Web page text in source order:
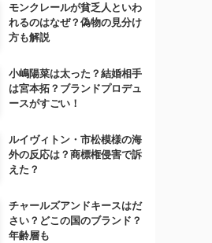
モンクレールが貧乏人といわ
れるのはなぜ？偽物の見分け
方も解説
小嶋陽菜は太った？結婚相手
は宮本拓？ブランドプロデュ
ースがすごい！
ルイヴィトン・市松模様の海
外の反応は？商標権侵害で訴
えた？
チャールズアンドキースはだ
さい？どこの国のブランド？
年齢層も